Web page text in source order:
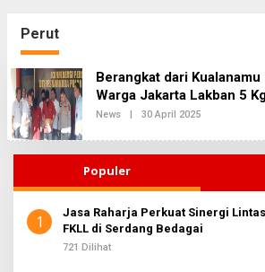
Perut
Berangkat dari
Warga Jakarta Lakban 5
News | 30 April 2025O
E
H
D
K
S
Populer
1
Jasa Raharja Perkuat Sinergi
FKLL di Serdang Bedagai
721 Dilihat